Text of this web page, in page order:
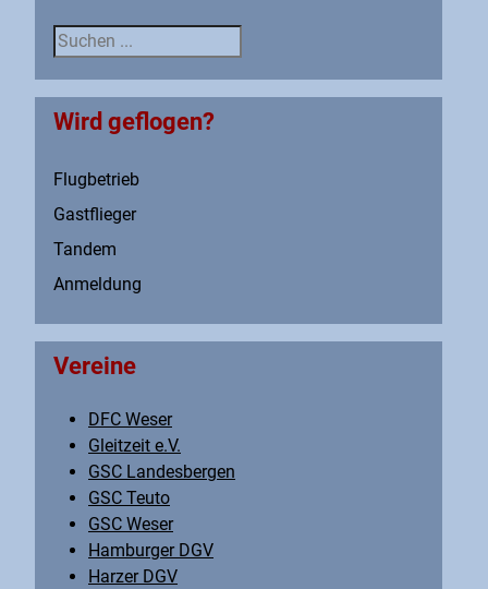
Suche
Wird geflogen?
Flugbetrieb
Gastflieger
Tandem
Anmeldung
Vereine
DFC Weser
Gleitzeit e.V.
GSC Landesbergen
GSC Teuto
GSC Weser
Hamburger DGV
Harzer DGV